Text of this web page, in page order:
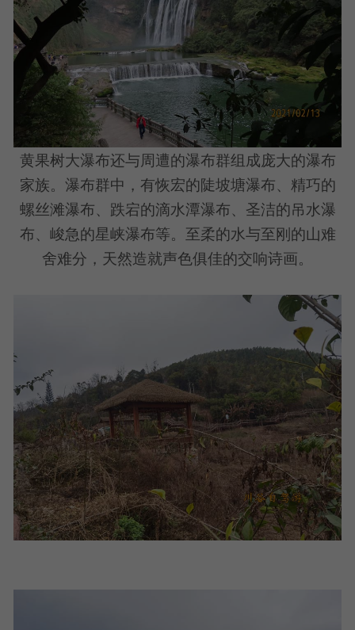
黄果树大瀑布还与周遭的瀑布群组成庞大的瀑布
家族。瀑布群中，有恢宏的陡坡塘瀑布、精巧的
螺丝滩瀑布、跌宕的滴水潭瀑布、圣洁的吊水瀑
布、峻急的星峡瀑布等。至柔的水与至刚的山难
舍难分，天然造就声色俱佳的交响诗画。